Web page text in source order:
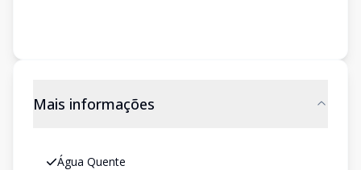
Mais informações
Água Quente